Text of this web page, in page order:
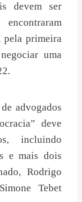
devem ser
pela primeira
uma
advogados
deve
incluindo
e mais dois
Rodrigo
Tebet